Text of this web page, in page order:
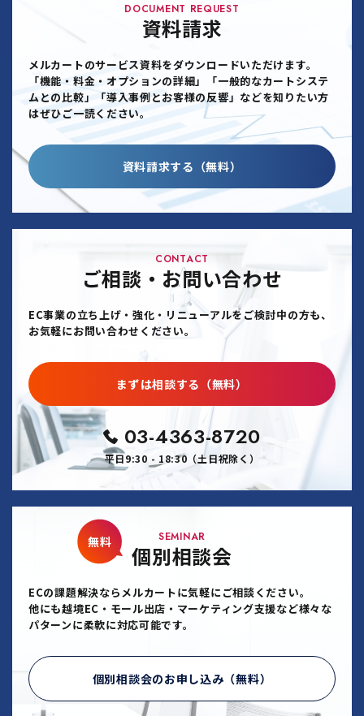
DOCUMENT REQUEST
資料請求
メルカートのサービス資料をダウンロードいただけます。
「機能・料金・オプションの詳細」「一般的なカートシステ
ムとの比較」「導入事例とお客様の反響」などを知りたい方
はぜひご一読ください。
資料請求する（無料）
CONTACT
ご相談・お問い合わせ
EC事業の立ち上げ・強化・リニューアルをご検討中の方も、
お気軽にお問い合わせください。
まずは相談する（無料）
03-4363-8720
平日9:30 - 18:30（土日祝除く）
SEMINAR
個別相談会
無料
ECの課題解決ならメルカートに気軽にご相談ください。
他にも越境EC・モール出店・マーケティング支援など様々な
パターンに柔軟に対応可能です。
個別相談会のお申し込み（無料）